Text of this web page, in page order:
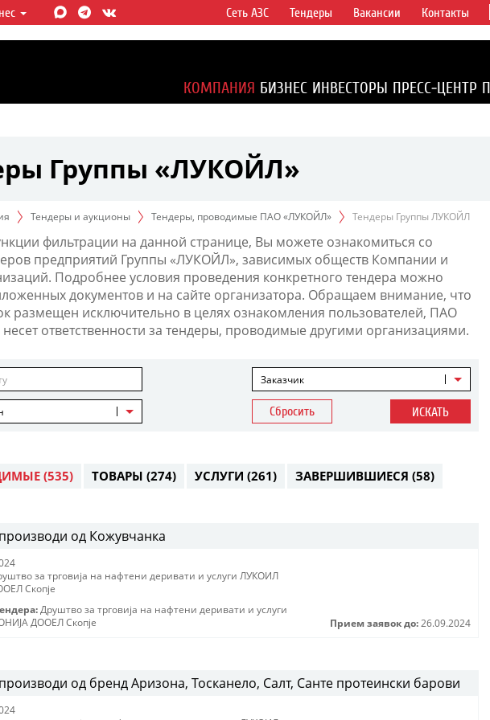
из крупнейших вертикально
нефтегазовых компаний в
которой приходится более 2%
нефти и около 1% доказанных
Сеть АЗС Тендеры Вакансии Контакты
КОМПАНИЯ БИЗНЕС ИНВЕСТОРЫ ПРЕСС-ЦЕНТР
Группы «ЛУКОЙЛ»
Тендеры и аукционы Тендеры, проводимые ПАО «ЛУКОЙЛ» Тендеры Группы ЛУКОЙЛ
фильтрации на данной странице, Вы можете ознакомиться со
предприятий Группы «ЛУКОЙЛ», зависимых обществ Компании и
Подробнее условия проведения конкретного тендера можно
документов и на сайте организатора. Обращаем внимание, что
размещен исключительно в целях ознакомления пользователей, ПАО
ответственности за тендеры, проводимые другими организациями.
Заказчик
Сбросить ИСКАТЬ
(535) ТОВАРЫ (274) УСЛУГИ (261) ЗАВЕРШИВШИЕСЯ (58)
од Кожувчанка
за трговиjа на нафтени деривати и услуги ЛУКОИЛ
Скопjе
Друштво за трговиjа на нафтени деривати и услуги
ДООЕЛ Скопjе
Прием заявок до: 26.09.2024
од бренд Аризона, Тосканело, Салт, Санте протеински барови